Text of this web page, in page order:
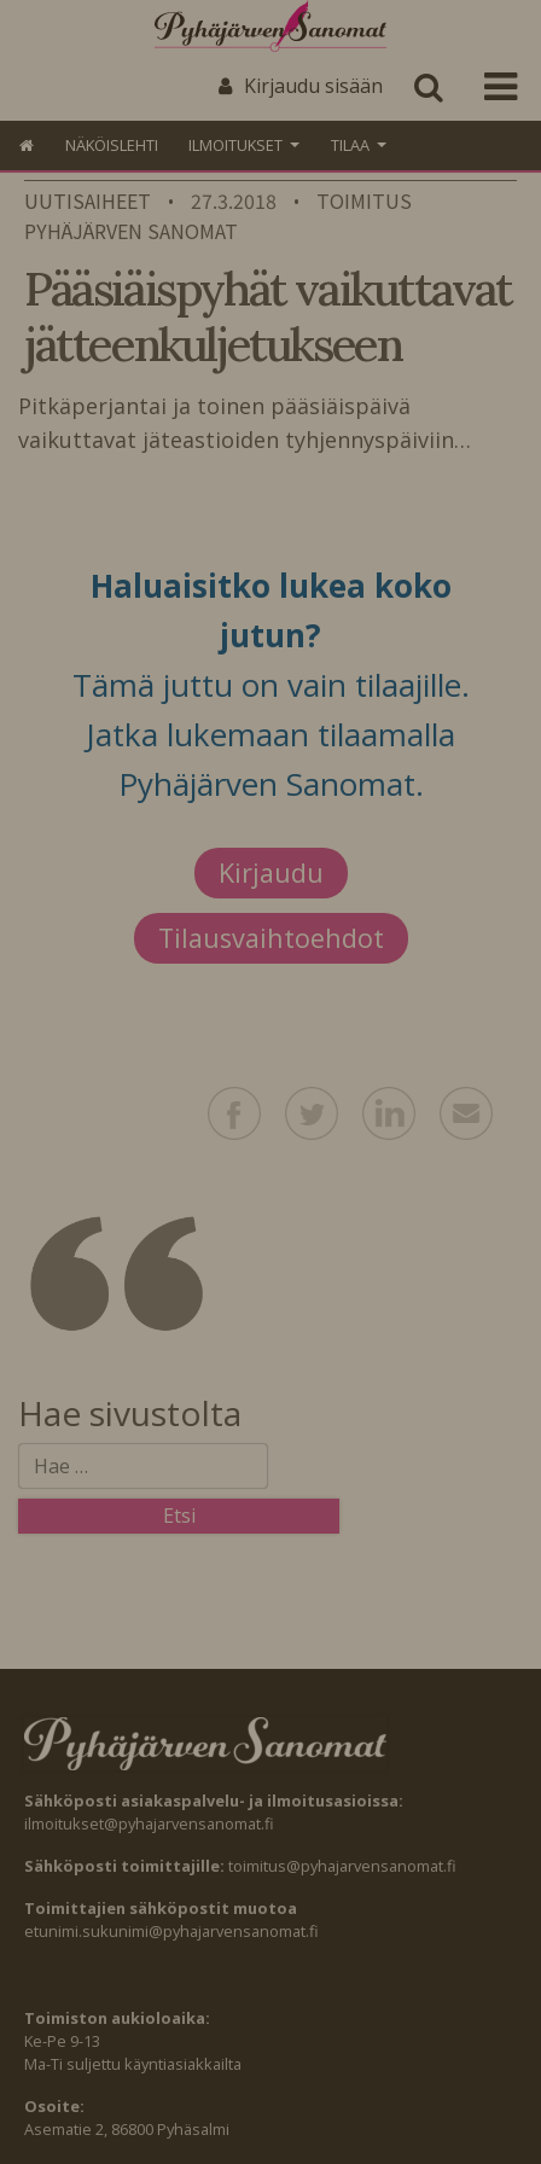
Kirjaudu sisään
NÄKÖISLEHTI ILMOITUKSET TILAA
UUTISAIHEET • 27.3.2018 •
TOIMITUS
PYHÄJÄRVEN SANOMAT
Pääsiäispyhät vaikuttavat
jätteenkuljetukseen
Pitkäperjantai ja toinen pääsiäispäivä
vaikuttavat jäteastioiden tyhjennyspäiviin…
Haluaisitko lukea koko
jutun?
Tämä juttu on vain tilaajille.
Jatka lukemaan tilaamalla
Pyhäjärven Sanomat.
Kirjaudu
Tilausvaihtoehdot
Hae sivustolta
Sähköposti asiakaspalvelu- ja ilmoitusasioissa:
ilmoitukset@pyhajarvensanomat.fi
Sähköposti toimittajille: toimitus@pyhajarvensanomat.fi
Toimittajien sähköpostit muotoa
etunimi.sukunimi@pyhajarvensanomat.fi
Toimiston aukioloaika:
Ke-Pe 9-13
Ma-Ti suljettu käyntiasiakkailta
Osoite:
Asematie 2, 86800 Pyhäsalmi